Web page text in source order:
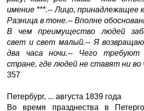
имение ***.-- Лицо, принадлежащее
Разница в тоне.-- Вполне
В чем преимущество людей
свет и свет малый.-- Я
два часа ночи.-- Чего
стране, где людей не ставят ни во
357
Петербург, ... августа 1839 года
Во время празднества в